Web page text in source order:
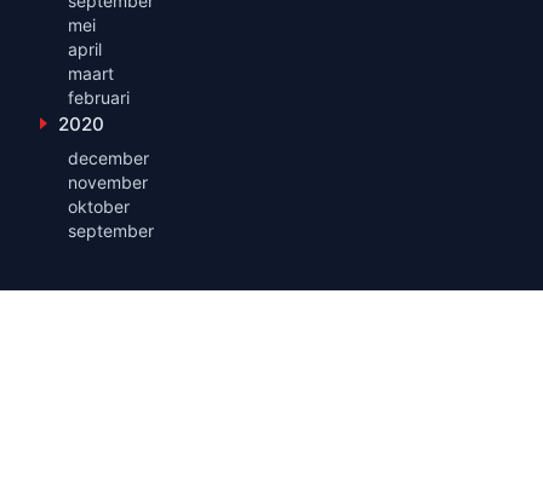
mei
april
maart
februari
Toon maanden uit 2020
2020
december
november
oktober
september